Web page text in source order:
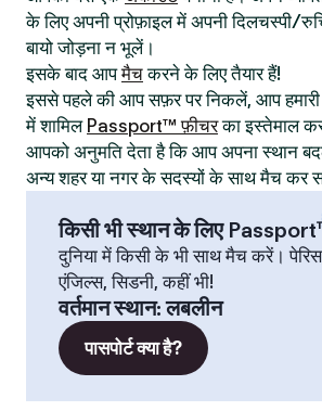
के लिए अपनी प्रोफ़ाइल में अपनी दिलचस्पी/
बायो जोड़ना न भूलें।
इसके बाद आपमैचकरने के लिए तैयार हैं!
इससे पहले की आप सफ़र पर निकलें, आप
में शामिल Passport™ फ़ीचरका इस्तेमाल
आपको अनुमति देता है कि आप अपना स्थान
अन्य शहर या नगर के सदस्यों के साथ मैच कर
किसी भी स्थान के लिए
दुनिया में किसी के भी साथ मैच करें।
एंजिल्स, सिडनी, कहीं भी!
वर्तमान स्थान:लबलीन
पासपोर्ट क्या है?